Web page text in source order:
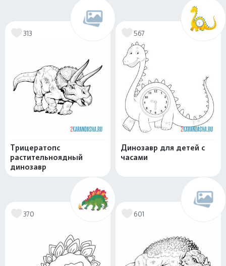
313
Трицератопс
растительноядный
динозавр
567
Динозавр для детей с
часами
370 601